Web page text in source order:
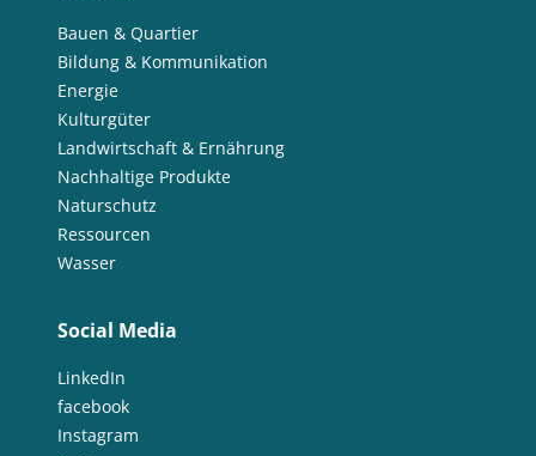
Bauen & Quartier
Bildung & Kommunikation
Energie
Kulturgüter
Landwirtschaft & Ernährung
Nachhaltige Produkte
Naturschutz
Ressourcen
Wasser
Social Media
LinkedIn
facebook
Instagram